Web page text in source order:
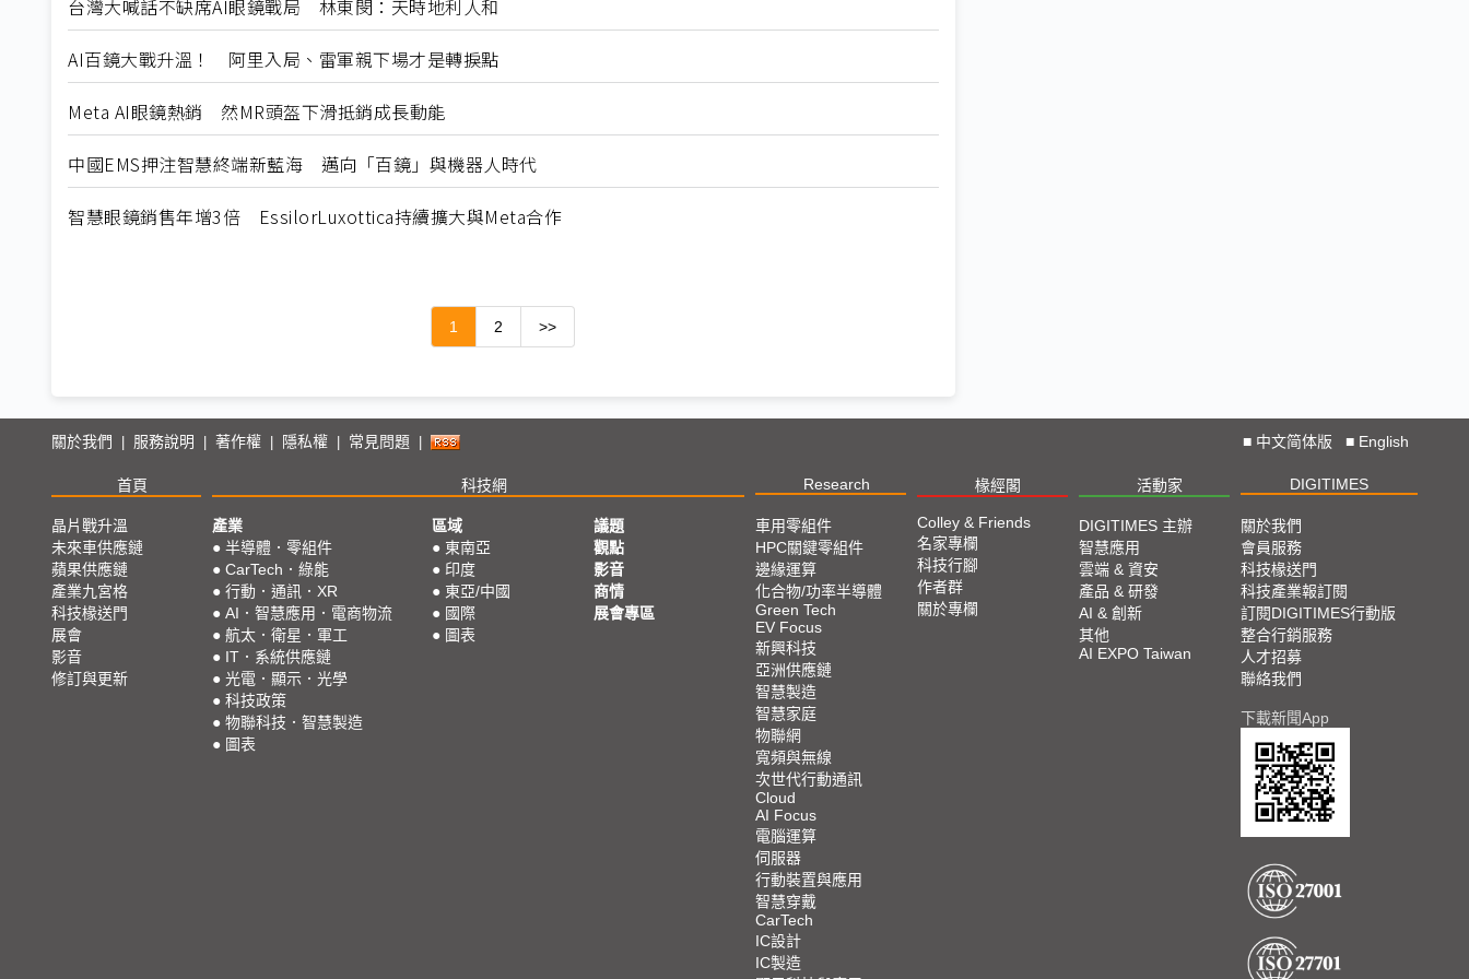
台灣大喊話不缺席AI眼鏡戰局 林東閔：天時地利人和
AI百鏡大戰升溫！ 阿里入局、雷軍親下場才是轉捩點
Meta AI眼鏡熱銷 然MR頭盔下滑抵銷成長動能
中國EMS押注智慧終端新藍海 邁向「百鏡」與機器人時代
智慧眼鏡銷售年增3倍 EssilorLuxottica持續擴大與Meta合作
1 2 >>
關於我們 服務說明 著作權 隱私權 常見問題 ■ 中文简体版 ■ English
首頁 科技網 Research 椽經閣 活動家 DIGITIMES
晶片戰升溫
未來車供應鏈
蘋果供應鏈
產業九宮格
科技椽送門
展會
影音
修訂與更新
產業
● 半導體．零組件
● CarTech．綠能
● 行動．通訊．XR
● AI．智慧應用．電商物流
● 航太．衛星．軍工
● IT．系統供應鏈
● 光電．顯示．光學
● 科技政策
● 物聯科技．智慧製造
● 圖表
區域
● 東南亞
● 印度
● 東亞/中國
● 國際
● 圖表
議題
觀點
影音
商情
展會專區
車用零組件
HPC關鍵零組件
邊緣運算
化合物/功率半導體
Green Tech
EV Focus
新興科技
亞洲供應鏈
智慧製造
智慧家庭
物聯網
寬頻與無線
次世代行動通訊
Cloud
AI Focus
電腦運算
伺服器
行動裝置與應用
智慧穿戴
CarTech
IC設計
IC製造
Colley & Friends
名家專欄
科技行腳
作者群
關於專欄
DIGITIMES 主辦
智慧應用
雲端 & 資安
產品 & 研發
AI & 創新
其他
AI EXPO Taiwan
關於我們
會員服務
科技椽送門
科技產業報訂閱
訂閱DIGITIMES行動版
整合行銷服務
人才招募
聯絡我們
下載新聞App